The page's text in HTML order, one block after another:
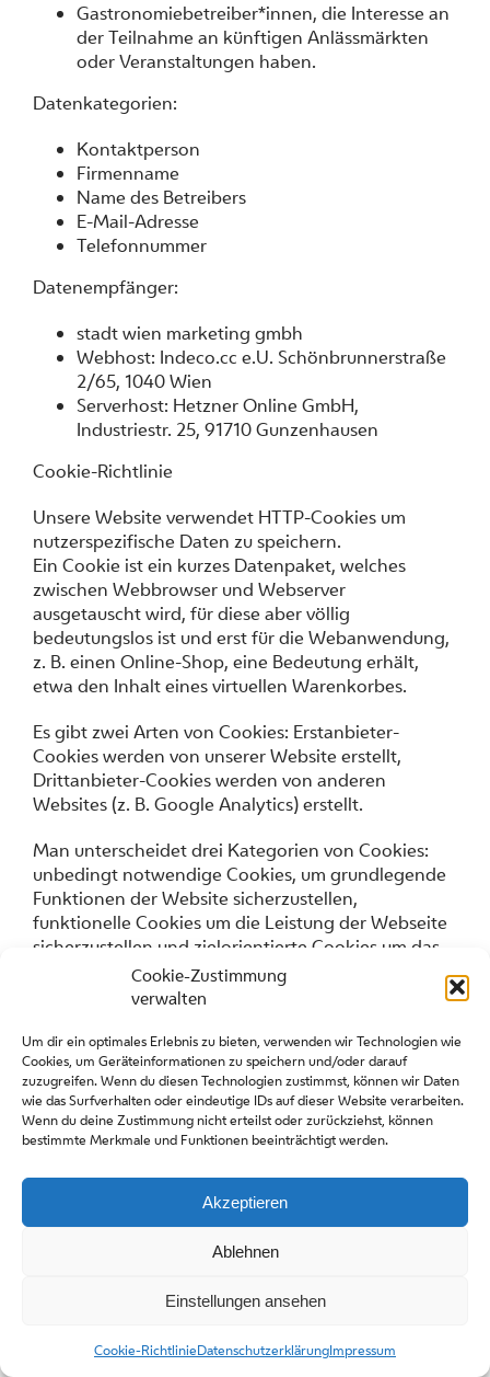
Cookie-Zustimmung
verwalten
Um dir ein optimales Erlebnis zu bieten, verwenden wir Technologien wie
Cookies, um Geräteinformationen zu speichern und/oder darauf
zuzugreifen. Wenn du diesen Technologien zustimmst, können wir Daten
wie das Surfverhalten oder eindeutige IDs auf dieser Website verarbeiten.
Wenn du deine Zustimmung nicht erteilst oder zurückziehst, können
bestimmte Merkmale und Funktionen beeinträchtigt werden.
Akzeptieren
Ablehnen
Einstellungen ansehen
Cookie-RichtlinieDatenschutzerklärungImpressum
Gastronomiebetreiber*innen, die Interesse an
der Teilnahme an künftigen Anlässmärkten
oder Veranstaltungen haben.
Datenkategorien:
Kontaktperson
Firmenname
Name des Betreibers
E-Mail-Adresse
Telefonnummer
Datenempfänger:
stadt wien marketing gmbh
Webhost: Indeco.cc e.U. Schönbrunnerstraße
2/65, 1040 Wien
Serverhost: Hetzner Online GmbH,
Industriestr. 25, 91710 Gunzenhausen
Cookie-Richtlinie
Unsere Website verwendet HTTP-Cookies um
nutzerspezifische Daten zu speichern.
Ein Cookie ist ein kurzes Datenpaket, welches
zwischen Webbrowser und Webserver
ausgetauscht wird, für diese aber völlig
bedeutungslos ist und erst für die Webanwendung,
z. B. einen Online-Shop, eine Bedeutung erhält,
etwa den Inhalt eines virtuellen Warenkorbes.
Es gibt zwei Arten von Cookies: Erstanbieter-
Cookies werden von unserer Website erstellt,
Drittanbieter-Cookies werden von anderen
Websites (z. B. Google Analytics) erstellt.
Man unterscheidet drei Kategorien von Cookies:
unbedingt notwendige Cookies, um grundlegende
Funktionen der Website sicherzustellen,
funktionelle Cookies um die Leistung der Webseite
sicherzustellen und zielorientierte Cookies um das
Benutzererlebnis zu verbessern.
nutzerfreundlicher zu gestalten. Einige Cookies
bleiben auf Ihrem Endgerät gespeichert, bis Sie
diese löschen. Sie ermöglichen es uns, Ihren
Browser beim nächsten Besuch wiederzuerkennen.
jeweiligen Datenverarbeitung angegeben.
Cookie Einstellungen sehen und Cookies löschen
Ihrem Browser gespeichert wurden, Cookie-
möchten, können Sie dies in Ihren Browser-